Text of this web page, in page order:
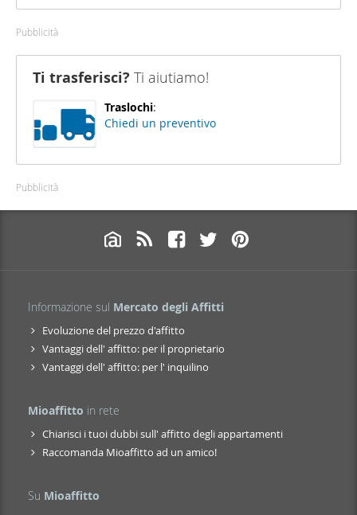
Pubblicità
Ti trasferisci? Ti aiutiamo!
Traslochi:
Chiedi un preventivo
Pubblicità
Informazione sul Mercato degli Affitti
Evoluzione del prezzo d'affitto
Vantaggi dell' affitto: per il proprietario
Vantaggi dell' affitto: per l' inquilino
Mioaffitto in rete
Chiarisci i tuoi dubbi sull' affitto degli appartamenti
Raccomanda Mioaffitto ad un amico!
Su Mioaffitto